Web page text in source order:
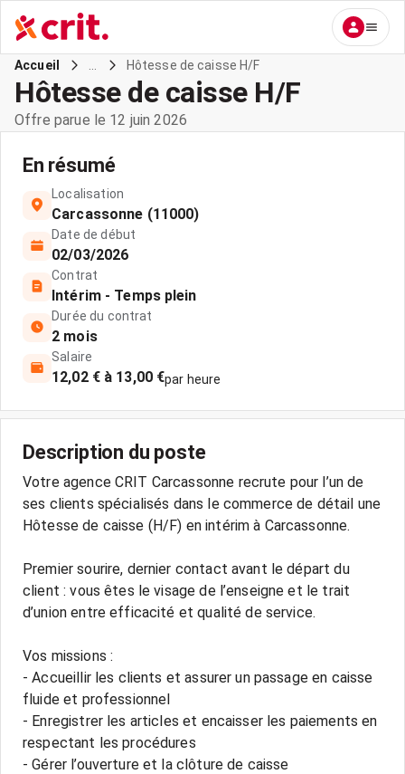
Accueil Hôtesse de caisse H/F
Hôtesse de caisse H/F
Offre parue le 12 juin 2026
En résumé
Localisation
Carcassonne (11000)
Date de début
02/03/2026
Contrat
Intérim - Temps plein
Durée du contrat
2 mois
Salaire
12,02 € à 13,00 €par heure
Description du poste
Votre agence CRIT Carcassonne recrute pour l’un de
ses clients spécialisés dans le commerce de détail une
Hôtesse de caisse (H/F) en intérim à Carcassonne.
Premier sourire, dernier contact avant le départ du
client : vous êtes le visage de l’enseigne et le trait
d’union entre efficacité et qualité de service.
Vos missions :
- Accueillir les clients et assurer un passage en caisse
fluide et professionnel
- Enregistrer les articles et encaisser les paiements en
respectant les procédures
- Gérer l’ouverture et la clôture de caisse